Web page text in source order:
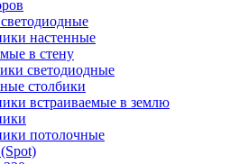
настенные
в стену
светодиодные
столбики
встраиваемые в землю
потолочные